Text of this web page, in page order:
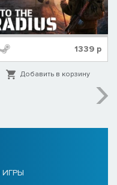
1339 р
Добавить в корзину